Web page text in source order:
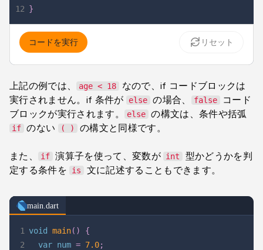
12 }
コードを実行 リセット
上記の例では、 age < 18
なので、if コードブロックは
実行されません。if 条件が
else の場合、 false
コード
ブロックが実行されます。
else の構文は、条件や括弧
if のない ( )
の構文と同様です。
また、
if 演算子を使って、変数が int
型かどうかを判
定する条件を
is 文に記述することもできます。
main.dart
1
2
void main( )
{
  var num
= 7.0;